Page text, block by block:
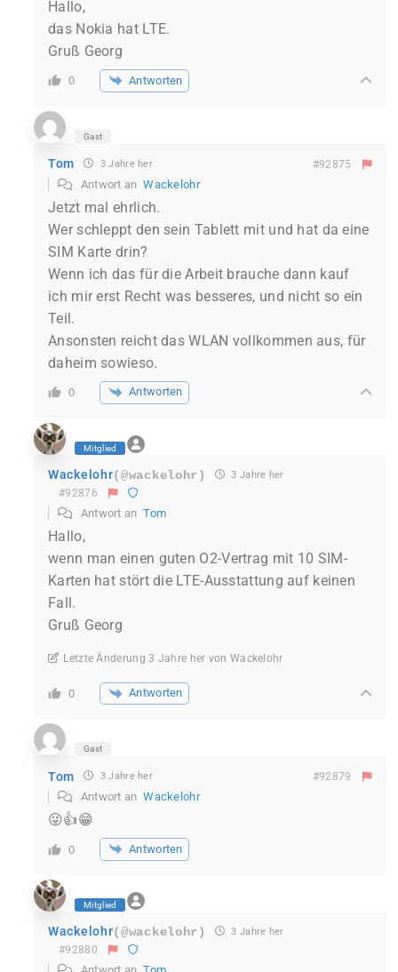
Hallo,
das Nokia hat LTE.
Gruß Georg
0 Antworten
Gast
Tom 3 Jahre her #92875
Antwort anWackelohr
Jetzt mal ehrlich.
Wer schleppt den sein Tablett mit und hat da eine
SIM Karte drin?
Wenn ich das für die Arbeit brauche dann kauf
ich mir erst Recht was besseres, und nicht so ein
Teil.
Ansonsten reicht das WLAN vollkommen aus, für
daheim sowieso.
0 Antworten
Mitglied
Wackelohr(@wackelohr) 3 Jahre her
#92876
Antwort anTom
Hallo,
wenn man einen guten O2-Vertrag mit 10 SIM-
Karten hat stört die LTE-Ausstattung auf keinen
Fall.
Gruß Georg
Letzte Änderung 3 Jahre her von Wackelohr
0 Antworten
Gast
Tom 3 Jahre her #92879
Antwort anWackelohr
😜👍😁
0 Antworten
Mitglied
Wackelohr(@wackelohr) 3 Jahre her
#92880